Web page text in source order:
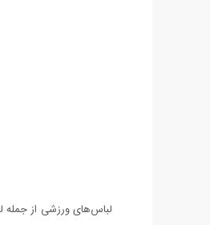
لباس‌های ورزشی از جمله